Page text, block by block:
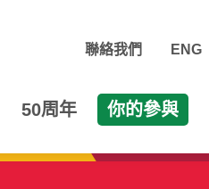
聯絡我們 ENG
50周年 你的參與